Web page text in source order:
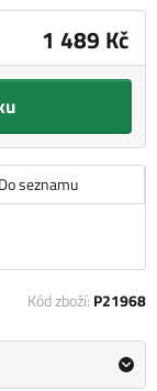
1 489 Kč
Do seznamu
Kód zboží: P21968